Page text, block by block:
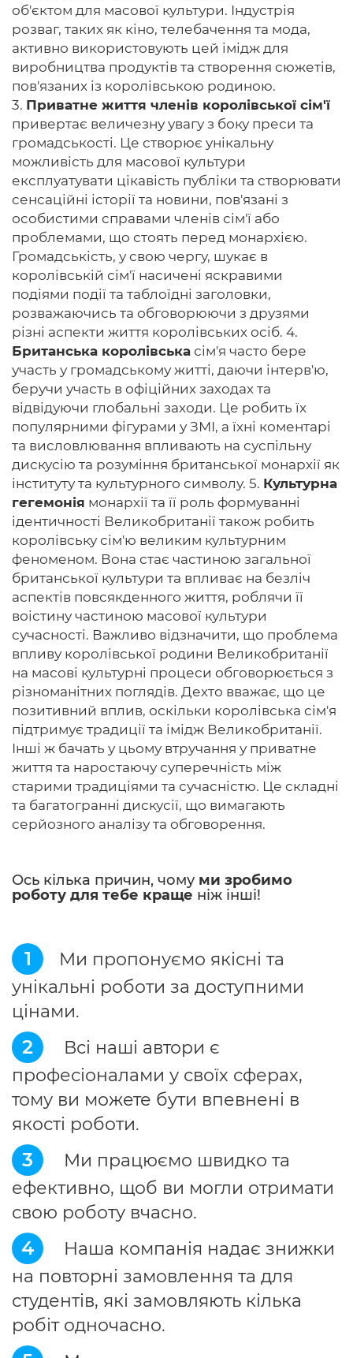
об'єктом для масової культури. Індустрія
розваг, таких як кіно, телебачення та мода,
активно використовують цей імідж для
виробництва продуктів та створення сюжетів,
пов'язаних із королівською родиною.
3. Приватне життя членів королівської сім'ї
привертає величезну увагу з боку преси та
громадськості. Це створює унікальну
можливість для масової культури
експлуатувати цікавість публіки та створювати
сенсаційні історії та новини, пов'язані з
особистими справами членів сім'ї або
проблемами, що стоять перед монархією.
Громадськість, у свою чергу, шукає в
королівській сім'ї насичені яскравими
подіями події та таблоїдні заголовки,
розважаючись та обговорюючи з друзями
різні аспекти життя королівських осіб. 4.
Британська королівська сім'я часто бере
участь у громадському житті, даючи інтерв'ю,
беручи участь в офіційних заходах та
відвідуючи глобальні заходи. Це робить їх
популярними фігурами у ЗМІ, а їхні коментарі
та висловлювання впливають на суспільну
дискусію та розуміння британської монархії як
інституту та культурного символу. 5. Культурна
гегемонія монархії та її роль формуванні
ідентичності Великобританії також робить
королівську сім'ю великим культурним
феноменом. Вона стає частиною загальної
британської культури та впливає на безліч
аспектів повсякденного життя, роблячи її
воістину частиною масової культури
сучасності. Важливо відзначити, що проблема
впливу королівської родини Великобританії
на масові культурні процеси обговорюється з
різноманітних поглядів. Дехто вважає, що це
позитивний вплив, оскільки королівська сім'я
підтримує традиції та імідж Великобританії.
Інші ж бачать у цьому втручання у приватне
життя та наростаючу суперечність між
старими традиціями та сучасністю. Це складні
та багатогранні дискусії, що вимагають
серйозного аналізу та обговорення.
Ось кілька причин, чому ми зробимо
роботу для тебе краще ніж інші!
1
Ми пропонуємо якісні та
унікальні роботи за доступними
цінами.
2
Всі наші автори є
професіоналами у своїх сферах,
тому ви можете бути впевнені в
якості роботи.
3
Ми працюємо швидко та
ефективно, щоб ви могли отримати
свою роботу вчасно.
4
Наша компанія надає знижки
на повторні замовлення та для
студентів, які замовляють кілька
робіт одночасно.